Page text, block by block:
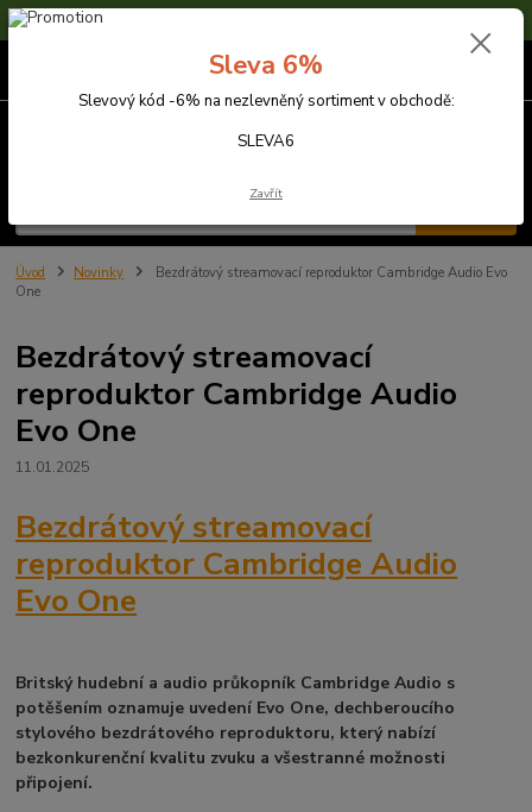
Sleva 6% na nezlevněné zboží s kódem SLEVA6
Úvod Novinky
Bezdrátový streamovací reproduktor Cambridge Audio Evo
One
Bezdrátový streamovací
reproduktor Cambridge Audio
Evo One
11.01.2025
Bezdrátový streamovací
reproduktor Cambridge Audio
Evo One
Britský hudební a audio průkopník Cambridge Audio s
potěšením oznamuje uvedení Evo One, dechberoucího
stylového bezdrátového reproduktoru, který nabízí
bezkonkurenční kvalitu zvuku a všestranné možnosti
připojení.
Sleva 6%
Slevový kód -6% na nezlevněný sortiment v obchodě:
SLEVA6
Zavřít